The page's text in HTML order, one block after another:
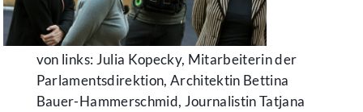
von links: Julia Kopecky, Mitarbeiterin der
Parlamentsdirektion, Architektin Bettina
Bauer-Hammerschmid, Journalistin Tatjana